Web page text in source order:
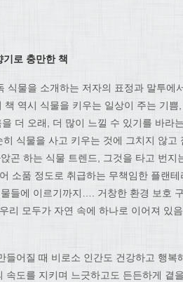
기로 충만한 책
식물을 소개하는 저자의 표정과 말투에
역시 식물을 키우는 일상이 주는 기쁨
더 오래, 더 많이 느낄 수 있기를 바라
히 식물을 사고 키우는 것에 그치지 않고
곤 하는 식물 트렌드, 그것을 타고 번지
소품 정도로 취급하는 무책임한 플랜테
들에 이르기까지…. 거창한 환경 보호
리 모두가 자연 속에 하나로 이어져 있
어질 때 비로소 인간도 건강하고 행복
도를 지키며 느긋하고도 든든하게 곁